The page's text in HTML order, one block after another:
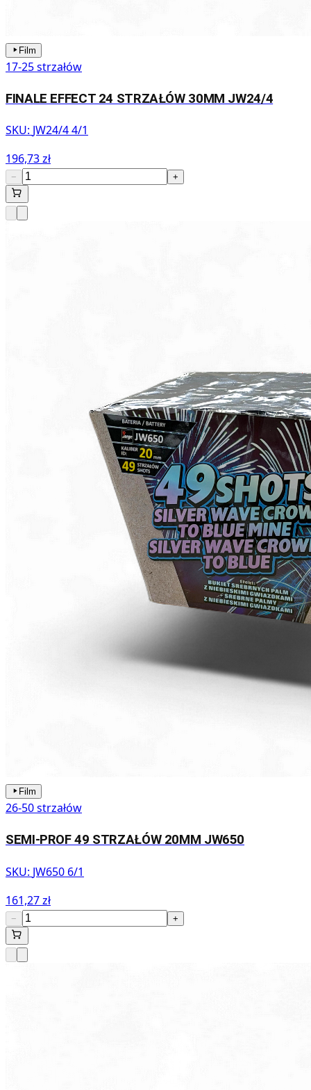
Film
17-25 strzałów
FINALE EFFECT 24 STRZAŁÓW 30MM JW24/4
SKU: JW24/4 4/1
196,73 zł
− +
Film
26-50 strzałów
SEMI-PROF 49 STRZAŁÓW 20MM JW650
SKU: JW650 6/1
161,27 zł
− +